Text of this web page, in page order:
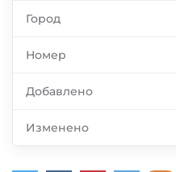
Город
Номер
Добавлено
Изменено